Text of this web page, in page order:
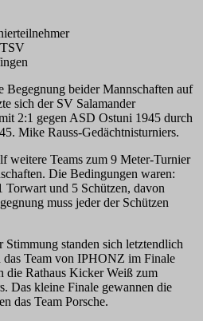
Begegnung beider Mannschaften auf
sich der SV Salamander
2:1 gegen ASD Ostuni 1945 durch
Mike Rauss-Gedächtnisturniers.
weitere Teams zum 9 Meter-Turnier
Die Bedingungen waren:
Torwart und 5 Schützen, davon
muss jeder der Schützen
Stimmung standen sich letztendlich
Team von IPHONZ im Finale
die Rathaus Kicker Weiß zum
Das kleine Finale gewannen die
das Team Porsche.